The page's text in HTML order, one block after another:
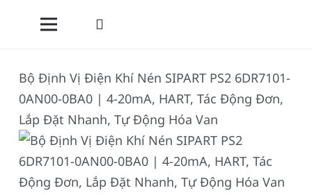
Bộ Định Vị Điện Khí Nén SIPART PS2 6DR7101-
0AN00-0BA0 | 4-20mA, HART, Tác Động Đơn,
Lắp Đặt Nhanh, Tự Động Hóa Van